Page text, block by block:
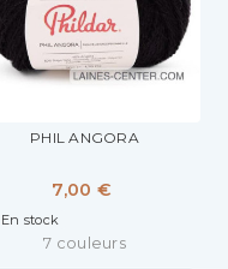
PHIL ANGORA
7,00 €
En stock
7 couleurs